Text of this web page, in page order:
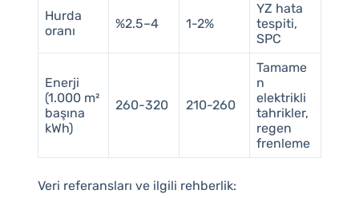
Hurda
oranı
%2.5–4 1-2%
YZ hata
tespiti,
SPC
Enerji
(1.000 m²
başına
kWh)
260-320 210-260
Tamame
n
elektrikli
tahrikler,
regen
frenleme
Veri referansları ve ilgili rehberlik: